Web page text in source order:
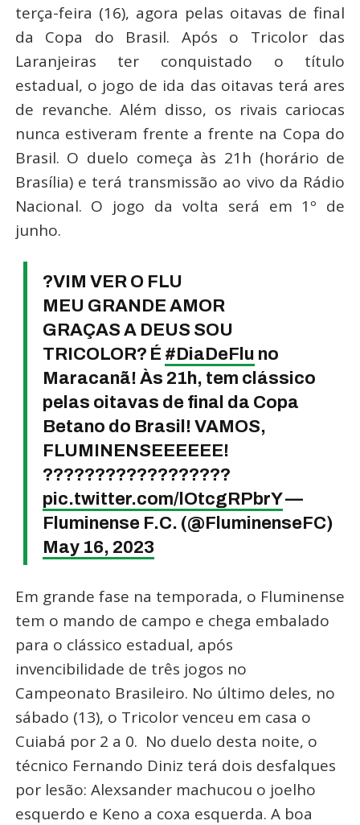
terça-feira (16), agora pelas oitavas de final
da Copa do Brasil. Após o Tricolor das
Laranjeiras ter conquistado o título
estadual, o jogo de ida das oitavas terá ares
de revanche. Além disso, os rivais cariocas
nunca estiveram frente a frente na Copa do
Brasil. O duelo começa às 21h (horário de
Brasília) e terá transmissão ao vivo da Rádio
Nacional. O jogo da volta será em 1º de
junho.
?VIM VER O FLU
MEU GRANDE AMOR
GRAÇAS A DEUS SOU
TRICOLOR? É #DiaDeFlu no
Maracanã! Às 21h, tem clássico
pelas oitavas de final da Copa
Betano do Brasil! VAMOS,
FLUMINENSEEEEEE!
??????????????????
pic.twitter.com/lOtcgRPbrY—
Fluminense F.C. (@FluminenseFC)
May 16, 2023
Em grande fase na temporada, o Fluminense
tem o mando de campo e chega embalado
para o clássico estadual, após
invencibilidade de três jogos no
Campeonato Brasileiro. No último deles, no
sábado (13), o Tricolor venceu em casa o
Cuiabá por 2 a 0. No duelo desta noite, o
técnico Fernando Diniz terá dois desfalques
por lesão: Alexsander machucou o joelho
esquerdo e Keno a coxa esquerda. A boa